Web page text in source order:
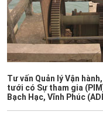
Tư vấn Quản lý Vận
tưới có Sự tham gia
Bạch Hạc, Vĩnh Phúc